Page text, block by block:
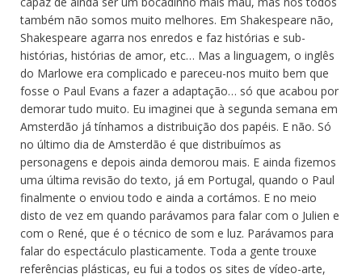
também não somos muito melhores. Em Shakespeare não,
Shakespeare agarra nos enredos e faz histórias e sub-
histórias, histórias de amor, etc… Mas a linguagem, o inglês
do Marlowe era complicado e pareceu-nos muito bem que
fosse o Paul Evans a fazer a adaptação… só que acabou por
demorar tudo muito. Eu imaginei que à segunda semana em
Amsterdão já tínhamos a distribuição dos papéis. E não. Só
no último dia de Amsterdão é que distribuímos as
personagens e depois ainda demorou mais. E ainda fizemos
uma última revisão do texto, já em Portugal, quando o Paul
finalmente o enviou todo e ainda a cortámos. E no meio
disto de vez em quando parávamos para falar com o Julien e
com o René, que é o técnico de som e luz. Parávamos para
falar do espectáculo plasticamente. Toda a gente trouxe
referências plásticas, eu fui a todos os sites de vídeo-arte,